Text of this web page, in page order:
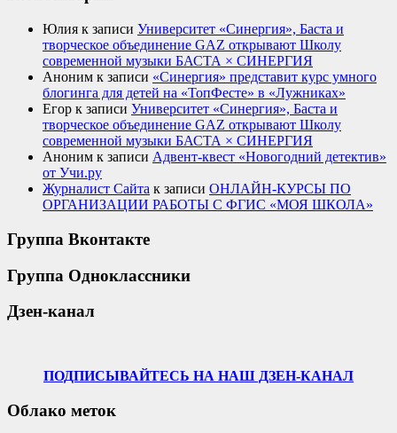
Юлия к записи Университет «Синергия», Баста и
творческое объединение GAZ открывают Школу
современной музыки БАСТА × СИНЕРГИЯ
Аноним к записи «Синергия» представит курс умного
блогинга для детей на «ТопФесте» в «Лужниках»
Егор к записи Университет «Синергия», Баста и
творческое объединение GAZ открывают Школу
современной музыки БАСТА × СИНЕРГИЯ
Аноним к записи Адвент-квест «Новогодний детектив»
от Учи.ру
Журналист Сайта к записи ОНЛАЙН-КУРСЫ ПО
ОРГАНИЗАЦИИ РАБОТЫ С ФГИС «МОЯ ШКОЛА»
Группа Вконтакте
Группа Одноклассники
Дзен-канал
ПОДПИСЫВАЙТЕСЬ НА НАШ ДЗЕН-КАНАЛ
Облако меток